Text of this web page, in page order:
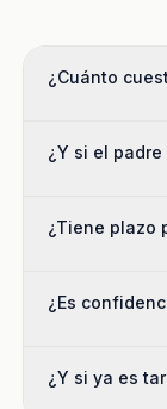
¿Cuánto
¿Y si el
¿Tiene plazo
¿Es
¿Y si ya es